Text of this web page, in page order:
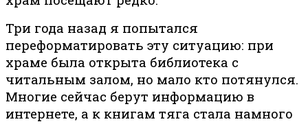
Три года назад я попытался
переформатировать эту ситуацию: при
храме была открыта библиотека с
читальным залом, но мало кто потянулся.
Многие сейчас берут информацию в
интернете, а к книгам тяга стала намного